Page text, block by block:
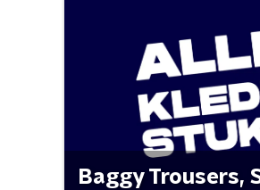
Baggy Trousers,